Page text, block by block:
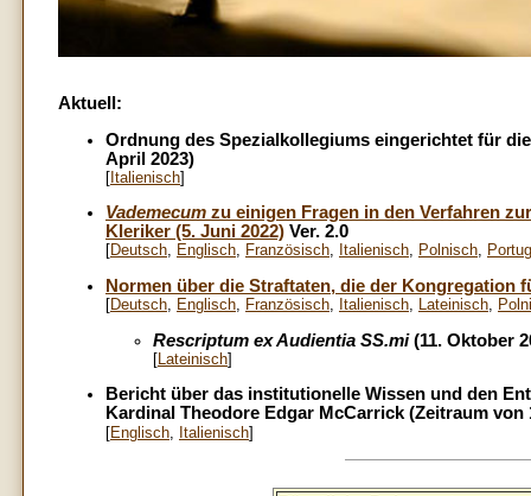
Aktuell:
Ordnung des Spezialkollegiums eingerichtet für
April 2023)
[Italienisch]
Vademecum zu einigen Fragen in den Verfahren
Kleriker (5. Juni 2022) Ver. 2.0
[Deutsch, Englisch, Französisch, Italienisch, Polnisch,
Normen über die Straftaten, die der Kongregation
[Deutsch, Englisch, Französisch, Italienisch, Lateinisch,
Rescriptum ex Audientia SS.mi(11. Oktober
[Lateinisch]
Bericht über das institutionelle Wissen und den
Kardinal Theodore Edgar McCarrick (Zeitraum von
[Englisch, Italienisch]